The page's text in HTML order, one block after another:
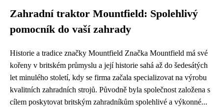
Zahradní traktor Mountfield: Spolehlivý
pomocník do vaší zahrady
Historie a tradice značky Mountfield Značka Mountfield má své
kořeny v britském průmyslu a její historie sahá až do šedesátých
let minulého století, kdy se firma začala specializovat na výrobu
kvalitních zahradních strojů. Původně byla společnost založena s
cílem poskytovat britským zahradníkům spolehlivé a výkonné...